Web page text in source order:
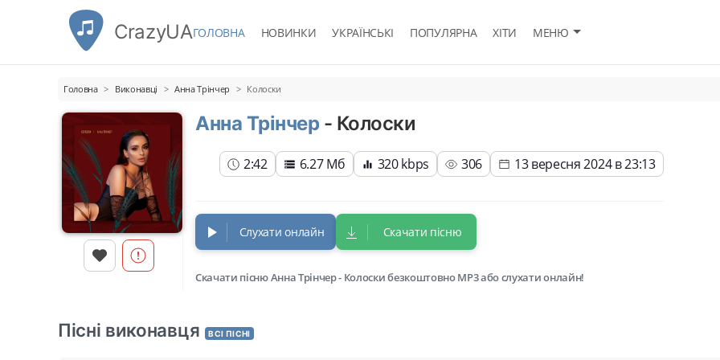
CrazyUAГОЛОВНА НОВИНКИ УКРАЇНСЬКІ ПОПУЛЯРНА ХІТИ МЕНЮ
Головна Виконавці Анна Трінчер Колоски
Анна Трінчер - Колоски
2:42 6.27 Мб 320 kbps 306 13 вересня 2024 в 23:13
Слухати онлайн Скачати пісню
Скачати пісню Анна Трінчер - Колоски безкоштовно MP3 або слухати онлайн!
Пісні виконавця ВСІ ПІСНІ